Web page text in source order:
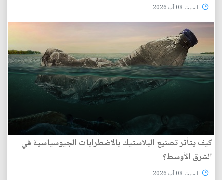
السبت 08 آب 2026
كيف يتأثر تصنيع البلاستيك بالاضطرابات الجيوسياسية في
الشرق الأوسط؟
السبت 08 آب 2026